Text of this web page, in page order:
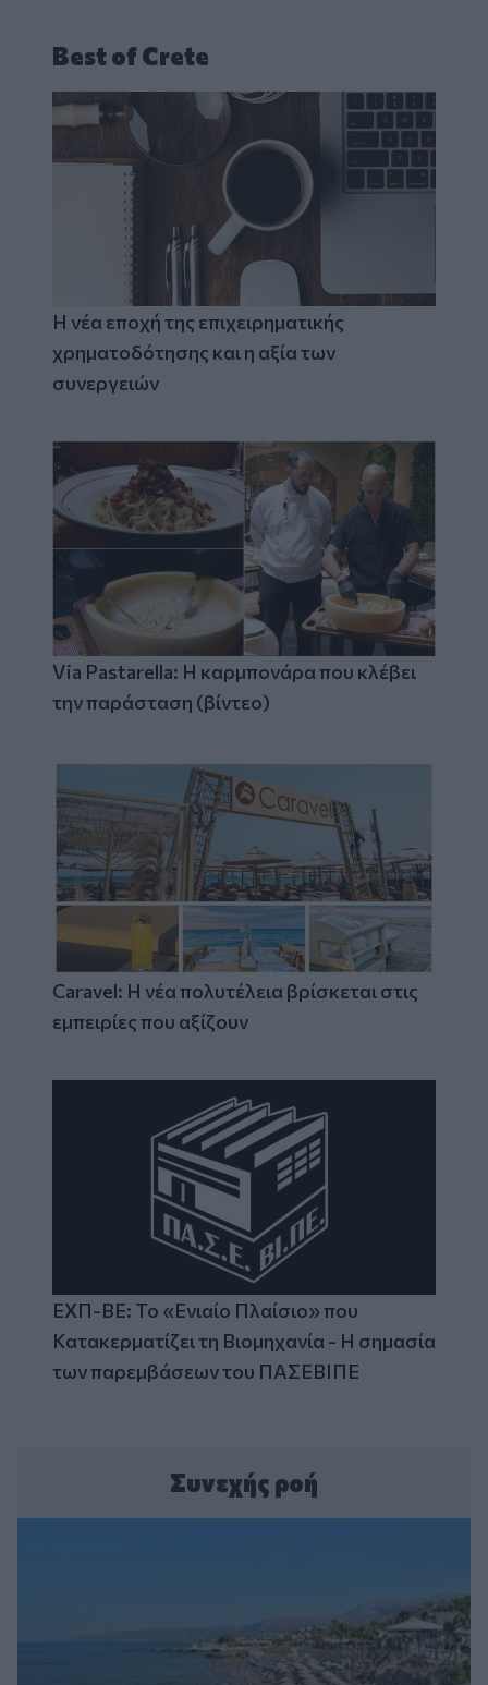
Best of Crete
Η νέα εποχή της επιχειρηματικής
χρηματοδότησης και η αξία των
συνεργειών
Via Pastarella: Η καρμπονάρα που κλέβει
την παράσταση (βίντεο)
Caravel: Η νέα πολυτέλεια βρίσκεται στις
εμπειρίες που αξίζουν
ΕΧΠ-ΒΕ: Το «Ενιαίο Πλαίσιο» που
Κατακερματίζει τη Βιομηχανία - Η σημασία
των παρεμβάσεων του ΠΑΣΕΒΙΠΕ
Συνεχής ροή